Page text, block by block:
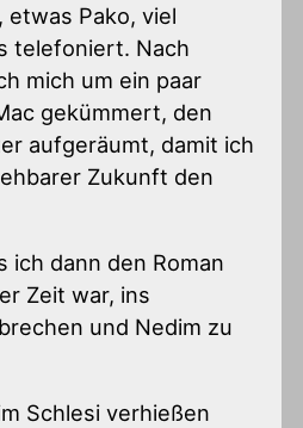
Pako, viel
telefoniert. Nach
mich um ein paar
gekümmert, den
aufgeräumt, damit ich
Zukunft den
ich dann den Roman
Zeit war, ins
und Nedim zu
Schlesi verhießen